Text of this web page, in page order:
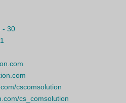
- 30
cscomsolution
cs_comsolution